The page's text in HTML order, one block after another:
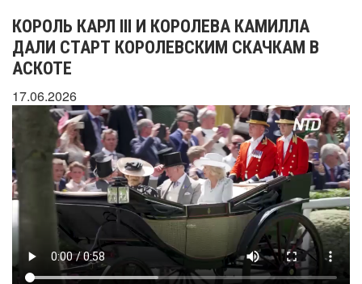
КОРОЛЬ КАРЛ III И КОРОЛЕВА КАМИЛЛА
ДАЛИ СТАРТ КОРОЛЕВСКИМ СКАЧКАМ В
АСКОТЕ
17.06.2026